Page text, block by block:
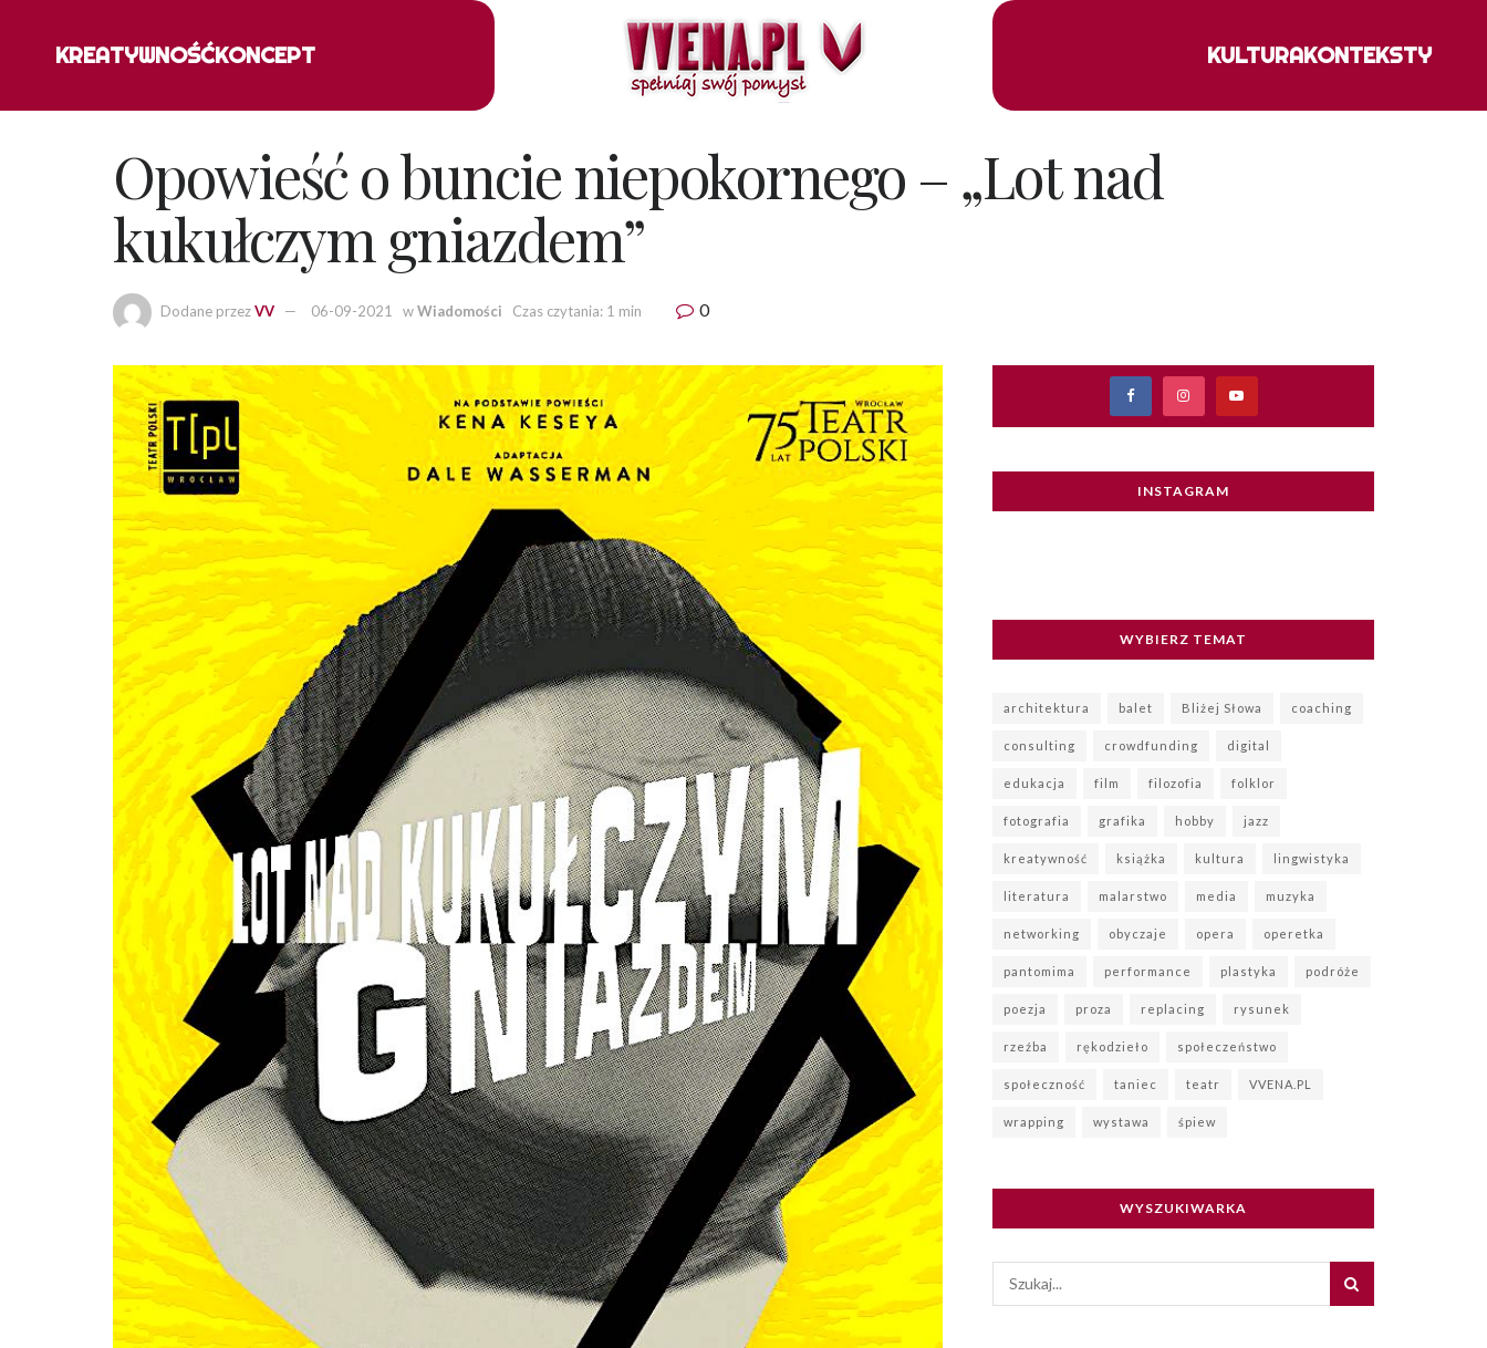
KREATYWNOŚĆKONCEPT KULTURAKONTEKSTY
Opowieść o buncie niepokornego – „Lot nad
kukułczym gniazdem”
Dodane przezVV 06-09-2021 wWiadomości Czas czytania: 1 min 0
INSTAGRAM
WYBIERZ TEMAT
architektura balet Bliżej Słowa coaching
consulting crowdfunding digital
edukacja film filozofia folklor
fotografia grafika hobby jazz
kreatywność książka kultura lingwistyka
literatura malarstwo media muzyka
networking obyczaje opera operetka
pantomima performance plastyka podróże
poezja proza replacing rysunek
rzeźba rękodzieło społeczeństwo
społeczność taniec teatr VVENA.PL
wrapping wystawa śpiew
WYSZUKIWARKA